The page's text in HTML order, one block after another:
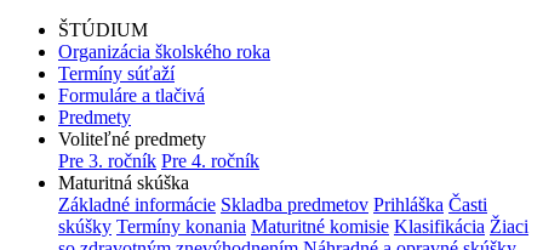
ŠTÚDIUM
Organizácia školského roka
Termíny súťaží
Formuláre a tlačivá
Predmety
Voliteľné predmety
Pre 3. ročník Pre 4. ročník
Maturitná skúška
Základné informácie Skladba predmetov Prihláška Časti
skúšky Termíny konania Maturitné komisie Klasifikácia Žiaci